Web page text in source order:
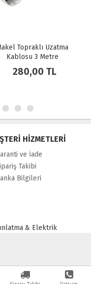
Topraklı Uzatma
Kablosu 3 Metre
280,00 TL
HİZMETLERİ
ve İade
Takibi
Bilgileri
& Elektrik